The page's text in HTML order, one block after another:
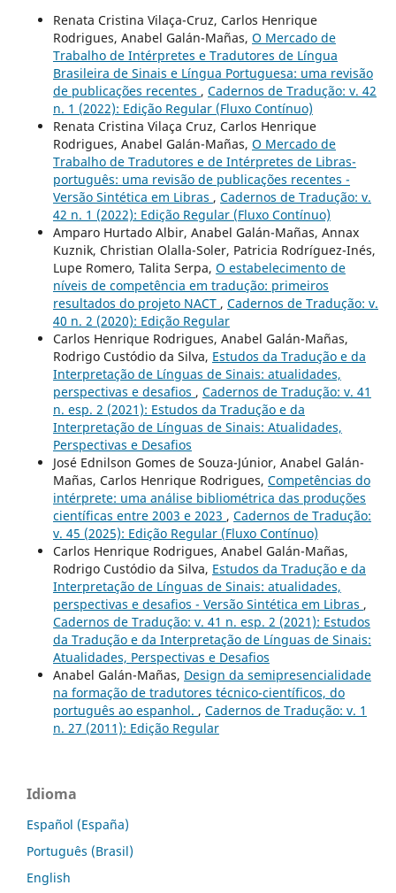
Renata Cristina Vilaça-Cruz, Carlos Henrique
Rodrigues, Anabel Galán-Mañas, O Mercado de
Trabalho de Intérpretes e Tradutores de Língua
Brasileira de Sinais e Língua Portuguesa: uma revisão
de publicações recentes , Cadernos de Tradução: v. 42
n. 1 (2022): Edição Regular (Fluxo Contínuo)
Renata Cristina Vilaça Cruz, Carlos Henrique
Rodrigues, Anabel Galán-Mañas, O Mercado de
Trabalho de Tradutores e de Intérpretes de Libras-
português: uma revisão de publicações recentes -
Versão Sintética em Libras , Cadernos de Tradução: v.
42 n. 1 (2022): Edição Regular (Fluxo Contínuo)
Amparo Hurtado Albir, Anabel Galán-Mañas, Annax
Kuznik, Christian Olalla-Soler, Patricia Rodríguez-Inés,
Lupe Romero, Talita Serpa, O estabelecimento de
níveis de competência em tradução: primeiros
resultados do projeto NACT , Cadernos de Tradução: v.
40 n. 2 (2020): Edição Regular
Carlos Henrique Rodrigues, Anabel Galán-Mañas,
Rodrigo Custódio da Silva, Estudos da Tradução e da
Interpretação de Línguas de Sinais: atualidades,
perspectivas e desafios , Cadernos de Tradução: v. 41
n. esp. 2 (2021): Estudos da Tradução e da
Interpretação de Línguas de Sinais: Atualidades,
Perspectivas e Desafios
José Ednilson Gomes de Souza-Júnior, Anabel Galán-
Mañas, Carlos Henrique Rodrigues, Competências do
intérprete: uma análise bibliométrica das produções
científicas entre 2003 e 2023 , Cadernos de Tradução:
v. 45 (2025): Edição Regular (Fluxo Contínuo)
Carlos Henrique Rodrigues, Anabel Galán-Mañas,
Rodrigo Custódio da Silva, Estudos da Tradução e da
Interpretação de Línguas de Sinais: atualidades,
perspectivas e desafios - Versão Sintética em Libras ,
Cadernos de Tradução: v. 41 n. esp. 2 (2021): Estudos
da Tradução e da Interpretação de Línguas de Sinais:
Atualidades, Perspectivas e Desafios
Anabel Galán-Mañas, Design da semipresencialidade
na formação de tradutores técnico-científicos, do
português ao espanhol. , Cadernos de Tradução: v. 1
n. 27 (2011): Edição Regular
Idioma
Español (España)
Português (Brasil)
English